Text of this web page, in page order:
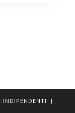
INDIPENDENTI
|